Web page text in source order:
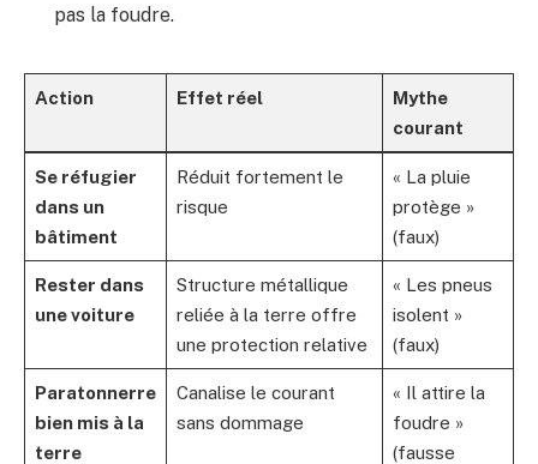
pas la foudre.
Action Effet réel
Mythe
courant
Se réfugier
dans un
bâtiment
Réduit fortement le
risque
« La pluie
protège »
(faux)
Rester dans
une voiture
Structure métallique
reliée à la terre offre
une protection relative
« Les pneus
isolent »
(faux)
Paratonnerre
bien mis à la
terre
Canalise le courant
sans dommage
« Il attire la
foudre »
(fausse